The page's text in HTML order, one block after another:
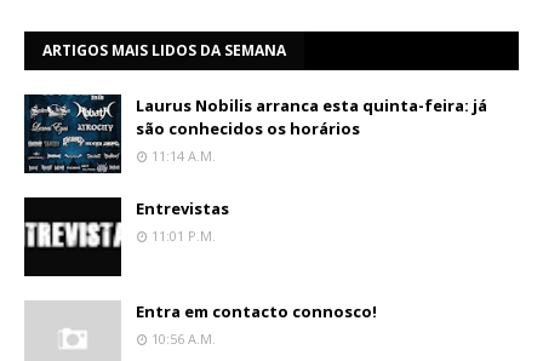
ARTIGOS MAIS LIDOS DA SEMANA
Laurus Nobilis arranca esta quinta-feira: já
são conhecidos os horários
11:14 A.m.
Entrevistas
11:01 P.m.
Entra em contacto connosco!
10:56 A.m.